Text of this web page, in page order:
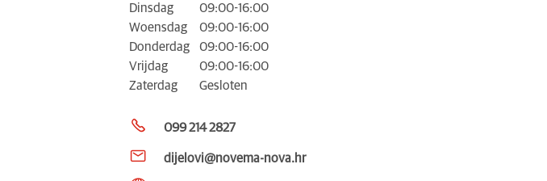
Dinsdag
09:00-16:00
Woensdag
09:00-16:00
Donderdag
09:00-16:00
Vrijdag
09:00-16:00
Zaterdag
Gesloten
099 214 2827
dijelovi@novema-nova.hr